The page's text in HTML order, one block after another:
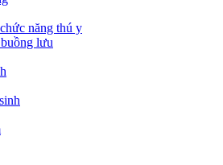
năng thú y
lưu